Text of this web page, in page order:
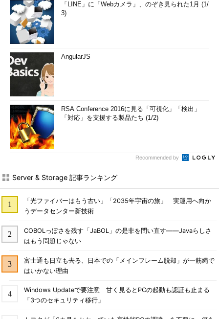
「LINE」に「Webカメラ」、のぞき見られた1月 (1/
3)
AngularJS
RSA Conference 2016に見る「可視化」「検出」
「対応」を支援する製品たち (1/2)
Recommended by
Server & Storage 記事ランキング
「光ファイバーはもう古い」「2035年宇宙の旅」 実運用へ向か
うデータセンター新技術
COBOLっぽさを残す「JaBOL」の是非を問い直す――Javaらしさ
はもう問題じゃない
富士通も日立も去る、日本での「メインフレーム脱却」が一筋縄で
はいかない理由
Windows Updateで要注意 甘く見るとPCの起動も認証も止まる
「3つのセキュリティ移行」